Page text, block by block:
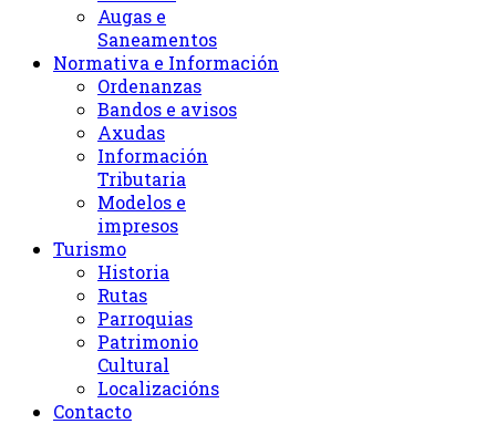
Augas e
Saneamentos
Normativa e Información
Ordenanzas
Bandos e avisos
Axudas
Información
Tributaria
Modelos e
impresos
Turismo
Historia
Rutas
Parroquias
Patrimonio
Cultural
Localizacións
Contacto